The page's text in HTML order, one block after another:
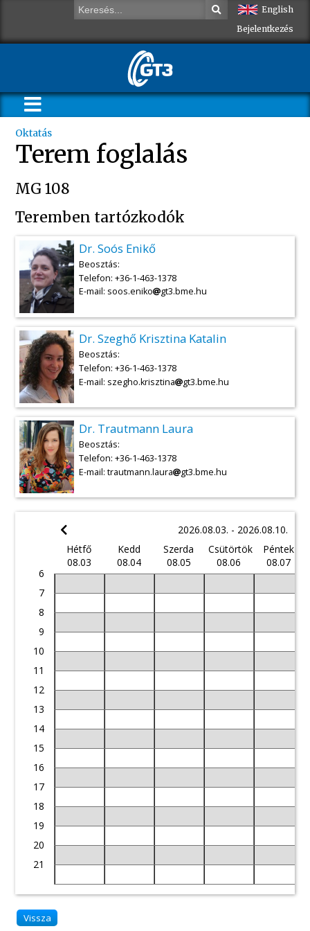
English
Bejelentkezés
Oktatás
Terem foglalás
MG 108
Teremben tartózkodók
Dr. Soós Enikő
Beosztás:
Telefon: +36-1-463-1378
E-mail: soos.eniko
gt3.bme.hu
Dr. Szeghő Krisztina Katalin
Beosztás:
Telefon: +36-1-463-1378
E-mail: szegho.krisztina
gt3.bme.hu
Dr. Trautmann Laura
Beosztás:
Telefon: +36-1-463-1378
E-mail: trautmann.laura
gt3.bme.hu
2026.08.03. - 2026.08.10.
Hétfő
08.03
Kedd
08.04
Szerda
08.05
Csütörtök
08.06
Péntek
08.07
6
7
8
9
10
11
12
13
14
15
16
17
18
19
20
21